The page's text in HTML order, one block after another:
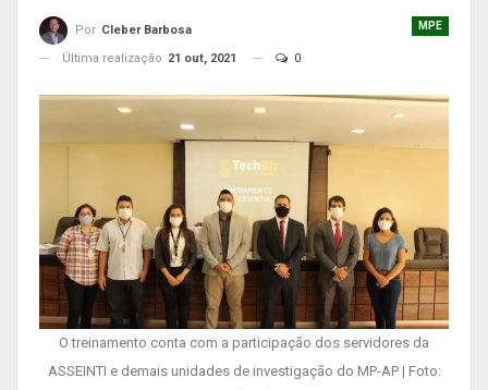
MPE
Por Cleber Barbosa
Última realização 21 out, 2021 0
O treinamento conta com a participação dos servidores da
ASSEINTI e demais unidades de investigação do MP-AP | Foto: